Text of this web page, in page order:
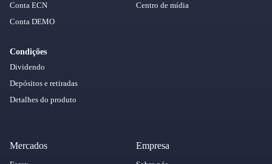
Conta ECN
Conta DEMO
Condições
Dividendo
Depósitos e retiradas
Detalhes do produto
Centro de mídia
Mercados Empresa